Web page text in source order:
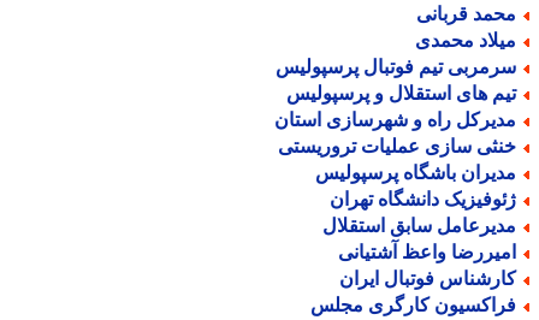
قربانی
محمدی
تیم فوتبال پرسپولیس
های استقلال و پرسپولیس
راه و شهرسازی استان
سازی عملیات تروریستی
باشگاه پرسپولیس
دانشگاه تهران
سابق استقلال
واعظ آشتیانی
فوتبال ایران
کارگری مجلس